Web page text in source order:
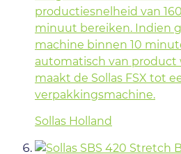
productiesnelheid van
minuut bereiken. Indien
machine binnen 10
automatisch van product
maakt de Sollas FSX tot
verpakkingsmachine.
Sollas Holland